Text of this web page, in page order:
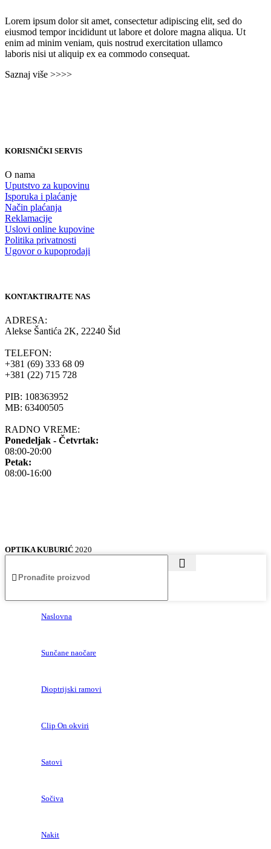
Lorem ipsum dolor sit amet, consectetur adipiscing elit, sed do
eiusmod tempor incididunt ut labore et dolore magna aliqua. Ut
enim ad minim veniam, quis nostrud exercitation ullamco
laboris nisi ut aliquip ex ea commodo consequat.
Saznaj više >>>>
KORISNIČKI SERVIS
O nama
Uputstvo za kupovinu
Isporuka i plaćanje
Način plaćanja
Reklamacije
Uslovi online kupovine
Politika privatnosti
Ugovor o kupoprodaji
KONTAKTIRAJTE NAS
ADRESA:
Alekse Šantića 2K, 22240 Šid
TELEFON:
+381 (69) 333 68 09
+381 (22) 715 728
PIB: 108363952
MB: 63400505
RADNO VREME:
Ponedeljak - Četvrtak:
08:00-20:00
Petak:
08:00-16:00
OPTIKA KUBURIĆ 2020
Naslovna
Sunčane naočare
Dioptrijski ramovi
Clip On okviri
Satovi
Sočiva
Nakit